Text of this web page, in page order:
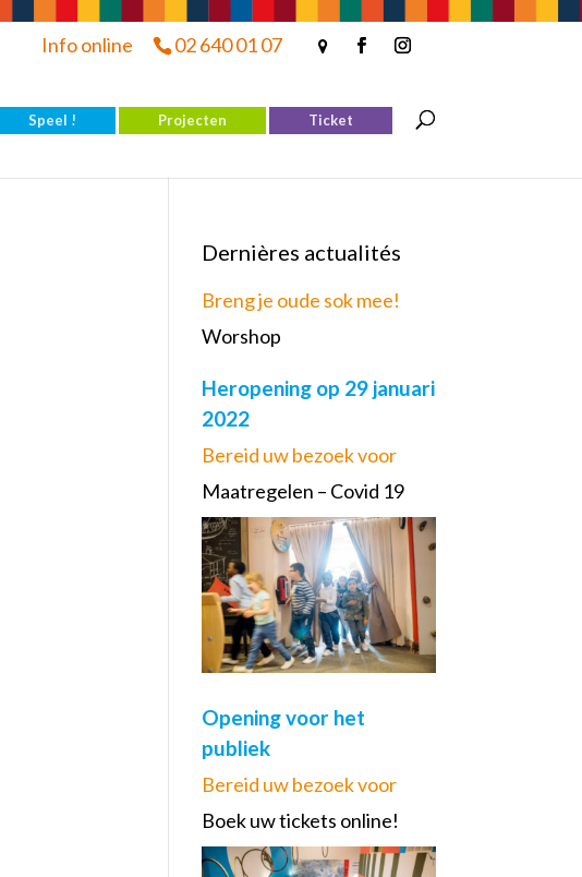
02 640 01 07
Info online
Speel ! Projecten Ticket
Dernières actualités
Breng je oude sok mee!
Worshop
Heropening op 29 januari
2022
Bereid uw bezoek voor
Maatregelen – Covid 19
Opening voor het
publiek
Bereid uw bezoek voor
Boek uw tickets online!